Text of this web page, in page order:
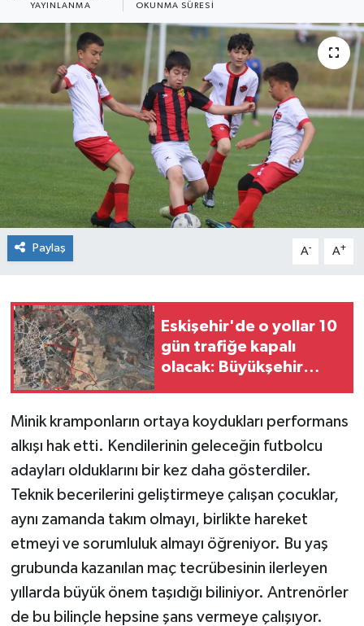
YAYINLANMA OKUNMA SÜRESI
Paylaş A- A+
Eskişehir'de o yollar 10
gün trafiğe kapalı
olacak: Büyükşehir
Minik kramponların ortaya koydukları performans
alkışı hak etti. Kendilerinin geleceğin futbolcu
adayları olduklarını bir kez daha gösterdiler.
Teknik becerilerini geliştirmeye çalışan çocuklar,
aynı zamanda takım olmayı, birlikte hareket
etmeyi ve sorumluluk almayı öğreniyor. Bu yaş
grubunda kazanılan maç tecrübesinin ilerleyen
yıllarda büyük önem taşıdığı biliniyor. Antrenörler
de bu bilinçle hepsine şans vermeye çalışıyor.
Sağlık
Siyaset
Spor
Haber Arşivi